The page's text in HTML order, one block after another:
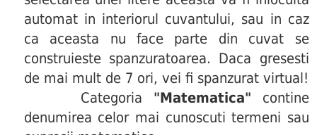
automat in interiorul cuvantului, sau in caz
ca aceasta nu face parte din cuvat se
construieste spanzuratoarea. Daca gresesti
de mai mult de 7 ori, vei fi spanzurat virtual!
Categoria "Matematica" contine
denumirea celor mai cunoscuti termeni sau